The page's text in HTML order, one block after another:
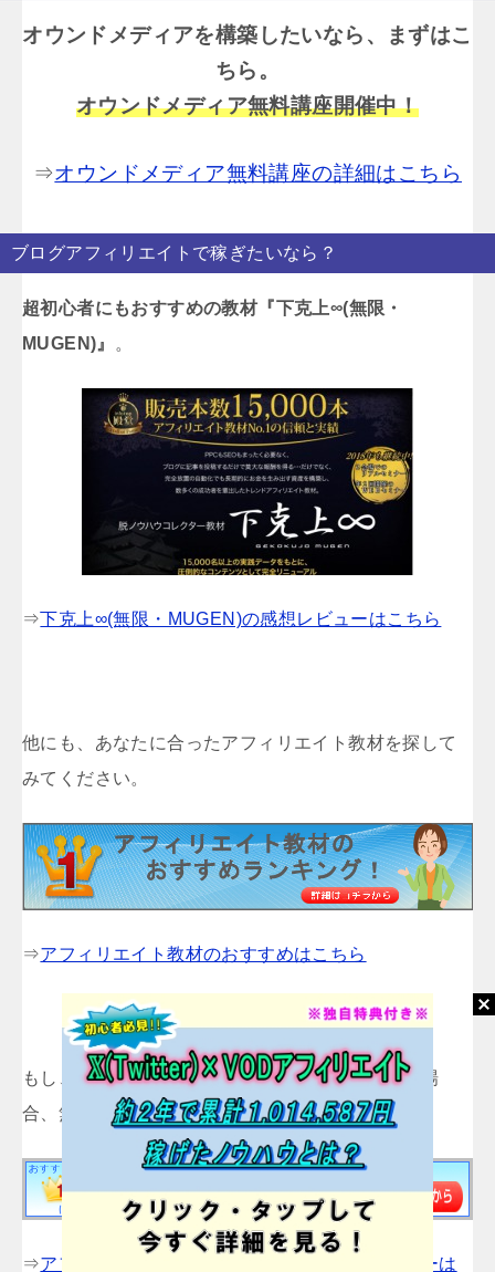
オウンドメディアを構築したいなら、まずはこ
ちら。
オウンドメディア無料講座開催中！
⇒オウンドメディア無料講座の詳細はこちら
ブログアフィリエイトで稼ぎたいなら？
超初心者にもおすすめの教材『下克上∞(無限・
MUGEN)』
。
⇒下克上∞(無限・MUGEN)の感想レビューはこちら
他にも、あなたに合ったアフィリエイト教材を探して
みてください。
⇒アフィリエイト教材のおすすめはこちら
もし、アフィリエイト教材を購入するのが不安な場
合、無料教材をお試しです。
⇒アフィリエイト初心者におすすめの無料オファーは